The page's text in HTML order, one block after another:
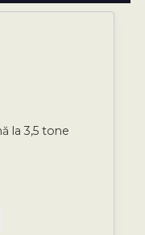
la 3,5 tone